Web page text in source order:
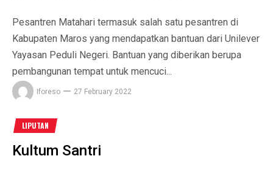
Pesantren Matahari termasuk salah satu pesantren di
Kabupaten Maros yang mendapatkan bantuan dari Unilever
Yayasan Peduli Negeri. Bantuan yang diberikan berupa
pembangunan tempat untuk mencuci...
Iforeso 27 February 2022
LIPUTAN
Kultum Santri